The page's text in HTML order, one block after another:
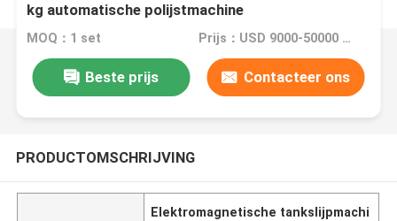
kg automatische polijstmachine
MOQ：1 set Prijs：USD 9000-50000 Dollar per set
Beste prijs Contacteer ons
PRODUCTOMSCHRIJVING
Elektromagnetische tankslijpmachi